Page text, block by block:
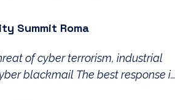
Summit Roma
of cyber terrorism, industrial
blackmail The best response in